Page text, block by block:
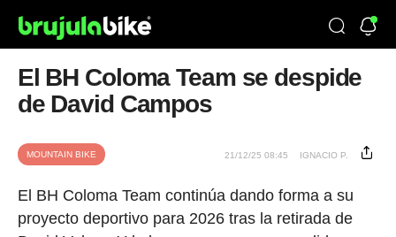
El BH Coloma Team se despide
de David Campos
MOUNTAIN BIKE 21/12/25 08:45 IGNACIO P.
El BH Coloma Team continúa dando forma a su
proyecto deportivo para 2026 tras la retirada de